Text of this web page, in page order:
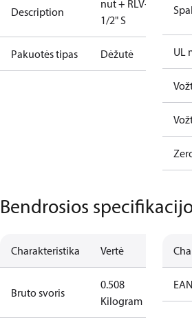
Description
nut + RLV-KB
1/2" S
Pakuotės tipas Dėžutė UL
Bendrosios
Charakteristika Vertė
Bruto svoris
0.508
Kilogram